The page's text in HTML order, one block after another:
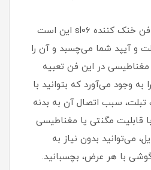
یکی از قابلیت های این فن خنک کننده sl06 این است
و آیپد شما می‌چسبد و آن را
در این فن تعبیه
وجود می‌آورد که بتوانید با
سبب اتصال آن به بدنه
قابلیت مگنتی یا مغناطیسی
می‌توانید بدون نیاز به
با هر عرض، بچسبانید.